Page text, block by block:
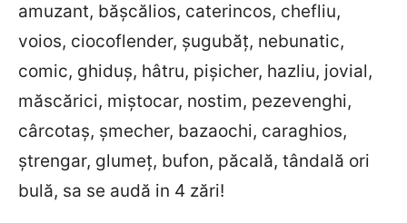
amuzant, băşcălios, caterincos, chefliu,
voios, ciocoflender, şugubăţ, nebunatic,
comic, ghiduş, hâtru, pişicher, hazliu, jovial,
măscărici, miştocar, nostim, pezevenghi,
cârcotaş, şmecher, bazaochi, caraghios,
ştrengar, glumeţ, bufon, păcală, tândală ori
bulă, sa se audă in 4 zări!